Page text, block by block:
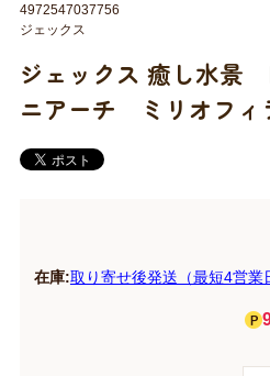
ジェックス 癒し水景
ニアーチ ミリオフィ
在庫:取り寄せ後発送（最短4営業
4972547037756
ジェックス